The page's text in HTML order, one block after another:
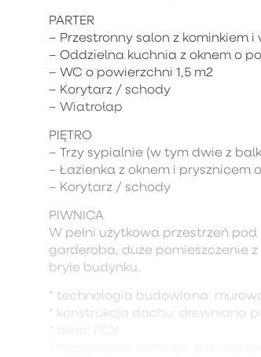
PARTER
– Przestronny salon z kominkiem
– Oddzielna kuchnia z oknem o
– WC o powierzchni 1,5 m2
– Korytarz / schody
– Wiatrołap
PIĘTRO
– Trzy sypialnie (w tym dwie z
– Łazienka z oknem i prysznicem
– Korytarz / schody
PIWNICA
W pełni użytkowa przestrzeń
garderoba, duże pomieszczenie
bryle budynku.
* technologia budowlana:
* konstrukcja dachu: drewniana
* okna: PCV